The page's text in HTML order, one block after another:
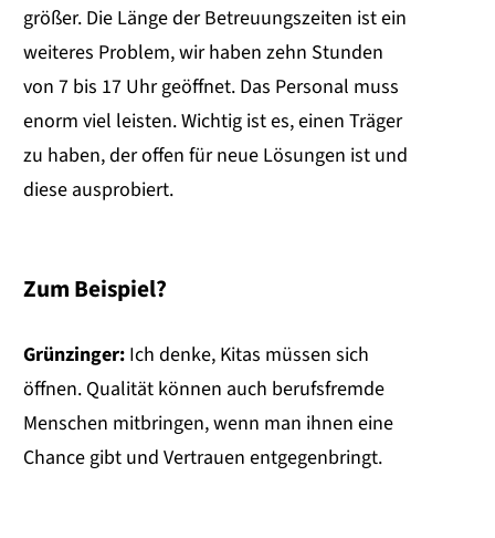
größer. Die Länge der Betreuungszeiten ist ein
weiteres Problem, wir haben zehn Stunden
von 7 bis 17 Uhr geöffnet. Das Personal muss
enorm viel leisten. Wichtig ist es, einen Träger
zu haben, der offen für neue Lösungen ist und
diese ausprobiert.
Zum Beispiel?
Grünzinger: Ich denke, Kitas müssen sich
öffnen. Qualität können auch berufsfremde
Menschen mitbringen, wenn man ihnen eine
Chance gibt und Vertrauen entgegenbringt.